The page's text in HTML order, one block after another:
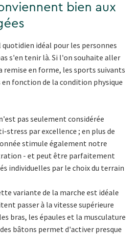
bien aux
idéal pour les personnes
s'en tenir là. Si l'on souhaite aller
remise en forme, les sports suivants
fonction de la condition physique
pas seulement considérée
stress par excellence ; en plus de
stimule également notre
- et peut être parfaitement
individuelles par le choix du terrain
variante de la marche est idéale
passer à la vitesse supérieure
bras, les épaules et la musculature
bâtons permet d'activer presque